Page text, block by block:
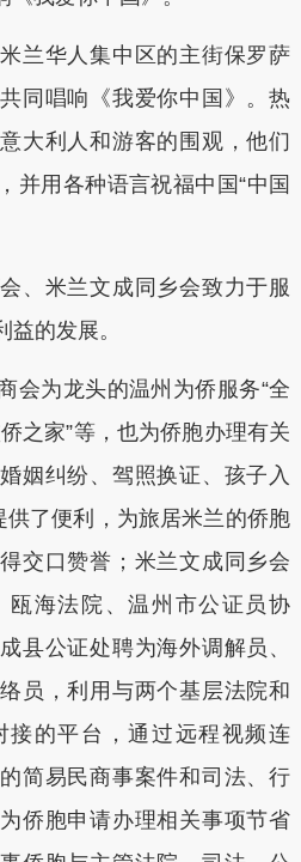
华人集中区的主街保罗萨
同唱响《我爱你中国》。热
大利人和游客的围观，他们
并用各种语言祝福中国“中国
米兰文成同乡会致力于服
的发展。
为龙头的温州为侨服务“全
之家”等，也为侨胞办理有关
姻纠纷、驾照换证、孩子入
了便利，为旅居米兰的侨胞
交口赞誉；米兰文成同乡会
瓯海法院、温州市公证员协
县公证处聘为海外调解员、
员，利用与两个基层法院和
接的平台，通过远程视频连
简易民商事案件和司法、行
侨胞申请办理相关事项节省